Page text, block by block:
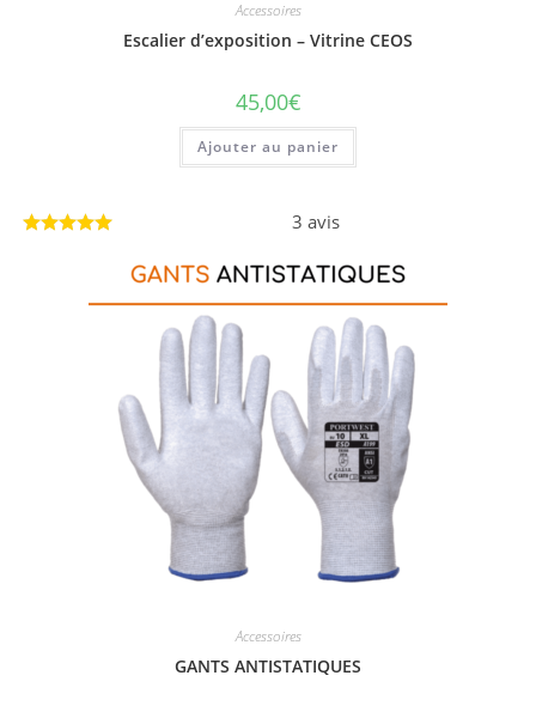
Accessoires
Escalier d’exposition – Vitrine CEOS
45,00€
Ajouter au panier
3 avis
Accessoires
GANTS ANTISTATIQUES